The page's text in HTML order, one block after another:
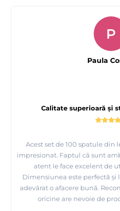
Calitate superioară și
Acest set de 100 spatule din
impresionat. Faptul că sunt
atent le face excelent de
Dimensiunea este perfectă și
adevărat o afacere bună.
oricine are nevoie de
P
Paula